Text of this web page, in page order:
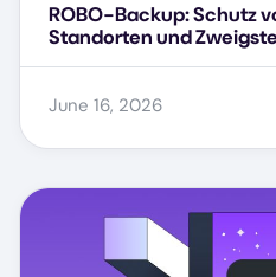
ROBO-Backup: Schutz
Standorten und
June 16, 2026